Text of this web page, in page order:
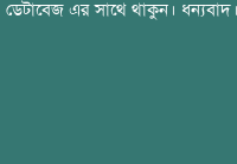
ডেটাবেজ এর সাথে থাকুন। ধন্যবাদ।